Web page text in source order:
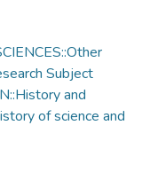
Subject
and
of science and